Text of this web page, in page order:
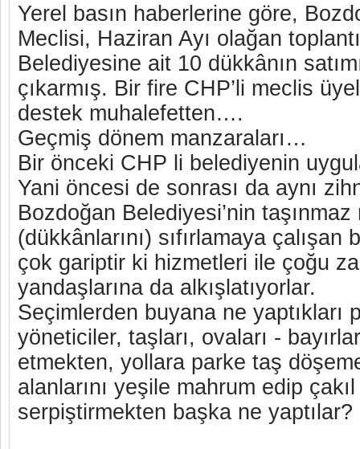
Yerel basın haberlerine göre,
Meclisi, Haziran Ayı olağan
Belediyesine ait 10 dükkânın
çıkarmış. Bir fire CHP’li meclis
destek muhalefetten….
Geçmiş dönem manzaraları…
Bir önceki CHP li belediyenin
Yani öncesi de sonrası da aynı
Bozdoğan Belediyesi’nin taşınmaz
(dükkânlarını) sıfırlamaya
çok gariptir ki hizmetleri ile çoğu
yandaşlarına da alkışlatıyorlar.
Seçimlerden buyana ne yaptıkları
yöneticiler, taşları, ovaları -
etmekten, yollara parke taş
alanlarını yeşile mahrum edip çakıl
serpiştirmekten başka ne yaptılar?